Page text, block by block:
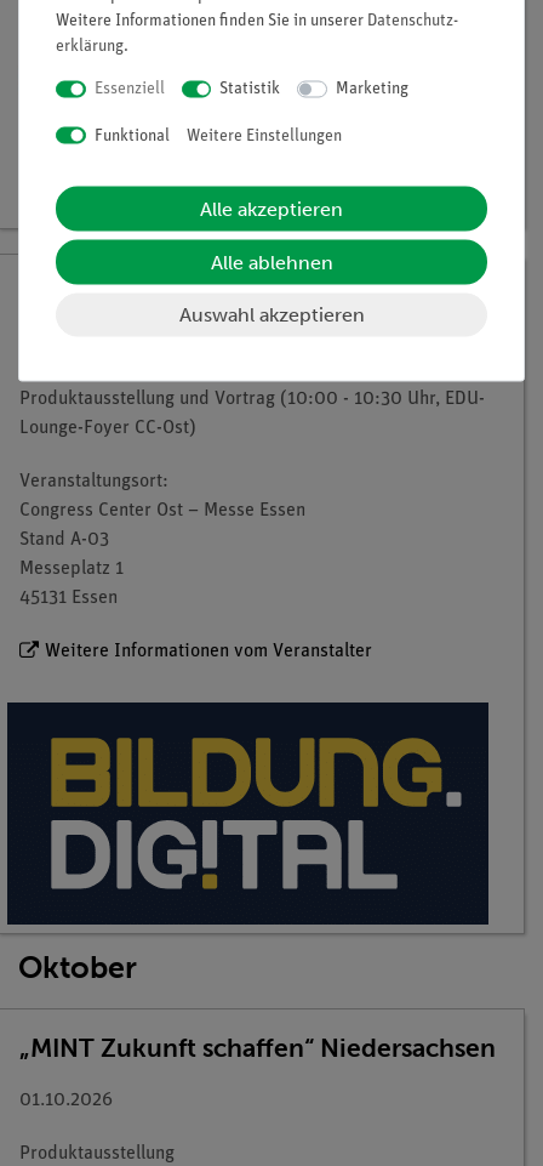
BILDUNG.DIG!TAL Essen
Produktausstellung und Vortrag (10:00 - 10:30 Uhr, EDU-
Lounge-Foyer CC-Ost)
Veranstaltungsort:
Congress Center Ost – Messe Essen
Stand A-03
Messeplatz 1
45131 Essen
Weitere Informationen vom Veranstalter
Oktober
„MINT Zukunft schaffen“ Niedersachsen
01.10.2026
Produktausstellung
Weitere Informationen finden Sie in unserer Daten­schutz­
erklärung.
Essenziell Statistik Marketing
Funktional Weitere Einstellungen
Alle akzeptieren
Alle ablehnen
Auswahl akzeptieren